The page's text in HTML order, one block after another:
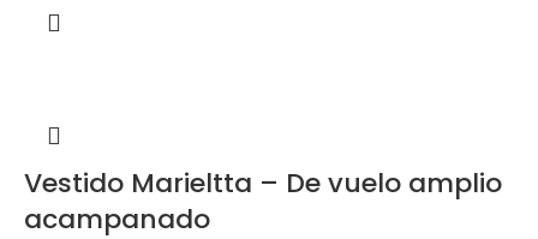
Vestido Marieltta – De vuelo amplio
acampanado